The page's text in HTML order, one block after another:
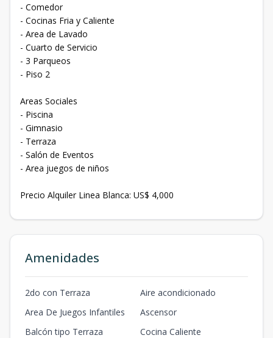
- Comedor
- Cocinas Fria y Caliente
- Area de Lavado
- Cuarto de Servicio
- 3 Parqueos
- Piso 2
Areas Sociales
- Piscina
- Gimnasio
- Terraza
- Salón de Eventos
- Area juegos de niños
Precio Alquiler Linea Blanca: US$ 4,000
Amenidades
2do con Terraza
Aire acondicionado
Area De Juegos Infantiles
Ascensor
Balcón tipo Terraza
Cocina Caliente